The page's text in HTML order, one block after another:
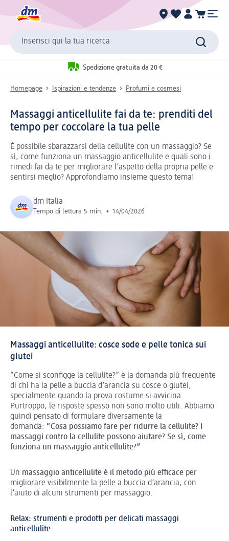
Inserisci qui la tua ricerca
Spedizione gratuita da 20 €
Homepage Ispirazioni e tendenze Profumi e cosmesi
Massaggi anticellulite fai da te: prenditi del
tempo per coccolare la tua pelle
È possibile sbarazzarsi della cellulite con un massaggio? Se
sì, come funziona un massaggio anticellulite e quali sono i
rimedi fai da te per migliorare l’aspetto della propria pelle e
sentirsi meglio? Approfondiamo insieme questo tema!
dm Italia
Tempo di lettura 5 min. • 14/04/2026
Massaggi anticellulite: cosce sode e pelle tonica sui
glutei
“Come si sconfigge la cellulite?” è la domanda più frequente
di chi ha la pelle a buccia d’arancia su cosce o glutei,
specialmente quando la prova costume si avvicina.
Purtroppo, le risposte spesso non sono molto utili. Abbiamo
quindi pensato di formulare diversamente la
domanda: “Cosa possiamo fare per ridurre la cellulite? I
massaggi contro la cellulite possono aiutare? Se sì, come
funziona un massaggio anticellulite?”
Un massaggio anticellulite è il metodo più efficace per
migliorare visibilmente la pelle a buccia d’arancia, con
l’aiuto di alcuni strumenti per massaggio.
Relax: strumenti e prodotti per delicati massaggi
anticellulite